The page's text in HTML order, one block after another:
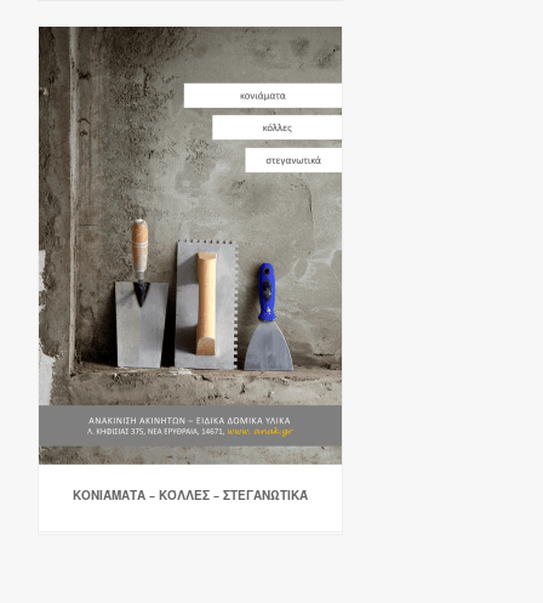
ΚΟΝΙΆΜΑΤΑ – ΚΌΛΛΕΣ – ΣΤΕΓΑΝΩΤΙΚΆ